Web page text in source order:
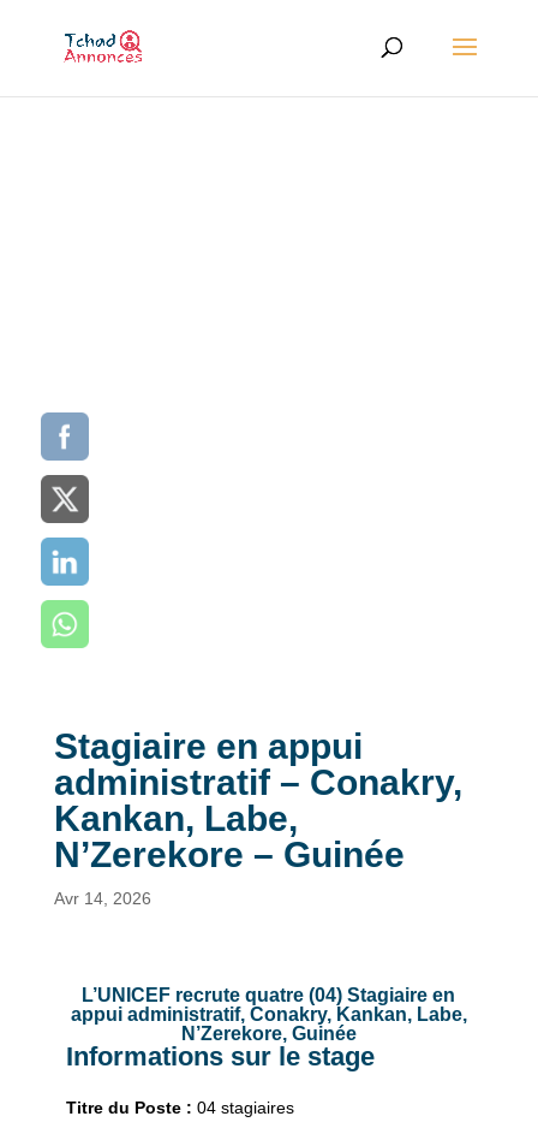
Stagiaire en appui
administratif – Conakry,
Kankan, Labe,
N’Zerekore – Guinée
Avr 14, 2026
L’UNICEF recrute quatre (04) Stagiaire en
appui administratif, Conakry, Kankan, Labe,
N’Zerekore, Guinée
Informations sur le stage
Titre du Poste : 04 stagiaires